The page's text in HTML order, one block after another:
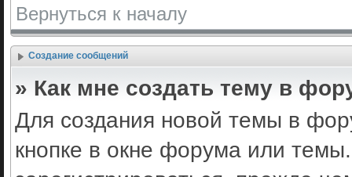
Вернуться к началу
Создание сообщений
» Как мне создать тему в
Для создания новой темы в
кнопке в окне форума или